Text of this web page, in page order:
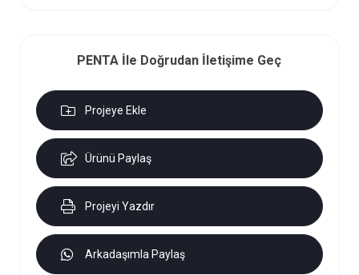
PENTA İle Doğrudan İletişime Geç
Projeye Ekle
Ürünü Paylaş
Projeyi Yazdır
Arkadaşımla Paylaş